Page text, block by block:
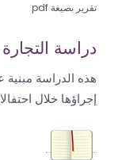
تقرير بصيغة pdf
دراسة التجارة
هذه الدراسة مبنية
إجراؤها خلال احتفالات